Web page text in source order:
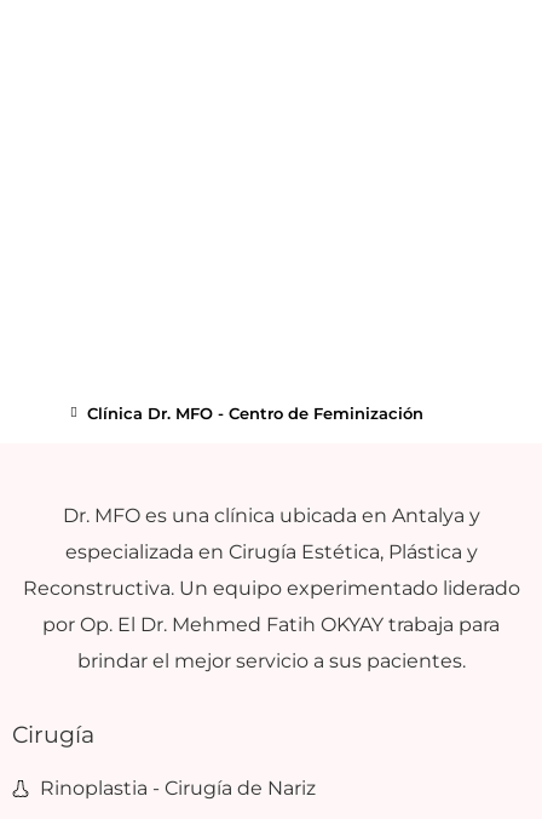
Clínica Dr. MFO - Centro de Feminización
Dr. MFO es una clínica ubicada en Antalya y
especializada en Cirugía Estética, Plástica y
Reconstructiva. Un equipo experimentado liderado
por Op. El Dr. Mehmed Fatih OKYAY trabaja para
brindar el mejor servicio a sus pacientes.
Cirugía
Rinoplastia - Cirugía de Nariz